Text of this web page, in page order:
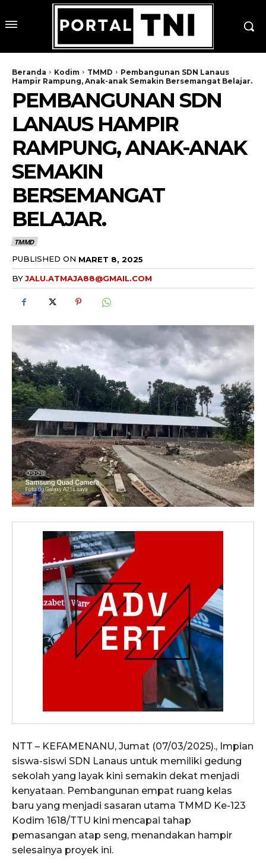
Beranda Kodim TMMD
Pembangunan SDN Lanaus
Hampir Rampung, Anak-anak Semakin Bersemangat Belajar.
PEMBANGUNAN SDN
LANAUS HAMPIR
RAMPUNG, ANAK-ANAK
SEMAKIN
BERSEMANGAT
BELAJAR.
TMMD
PUBLISHED ON MARET 8, 2025
BYJALU.ATMAJA88@GMAIL.COM
NTT – KEFAMENANU, Jumat (07/03/2025)., Impian
siswa-siswi SDN Lanaus untuk memiliki gedung
sekolah yang layak kini semakin dekat menjadi
kenyataan. Pembangunan empat ruang kelas
baru yang menjadi sasaran utama TMMD Ke-123
Kodim 1618/TTU kini mencapai tahap
pemasangan atap seng, menandakan hampir
selesainya proyek ini.